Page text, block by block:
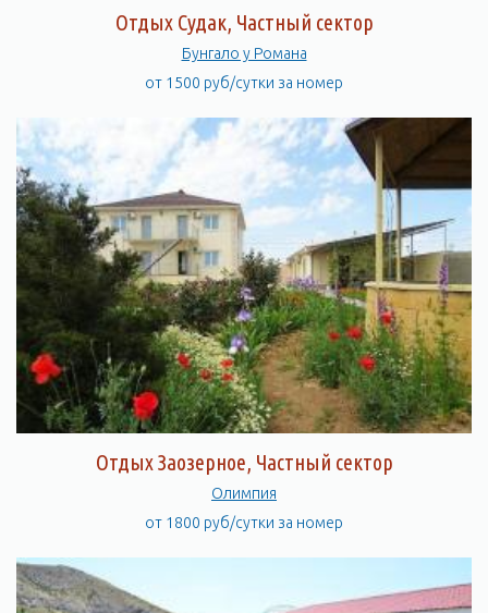
Отдых Судак, Частный сектор
Бунгало у Романа
от 1500 руб/сутки за номер
Отдых Заозерное, Частный сектор
Олимпия
от 1800 руб/сутки за номер